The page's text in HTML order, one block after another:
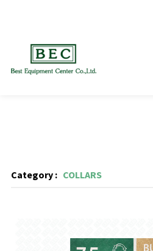
Category : COLLARS